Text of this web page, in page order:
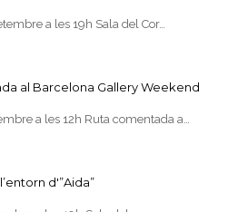
a les 19h Sala del Cor…
al Barcelona Gallery Weekend
a les 12h Ruta comentada a…
d'”Aida”